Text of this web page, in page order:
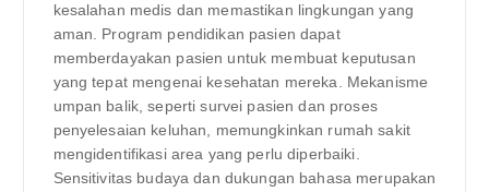
kesalahan medis dan memastikan lingkungan yang
aman. Program pendidikan pasien dapat
memberdayakan pasien untuk membuat keputusan
yang tepat mengenai kesehatan mereka. Mekanisme
umpan balik, seperti survei pasien dan proses
penyelesaian keluhan, memungkinkan rumah sakit
mengidentifikasi area yang perlu diperbaiki.
Sensitivitas budaya dan dukungan bahasa merupakan